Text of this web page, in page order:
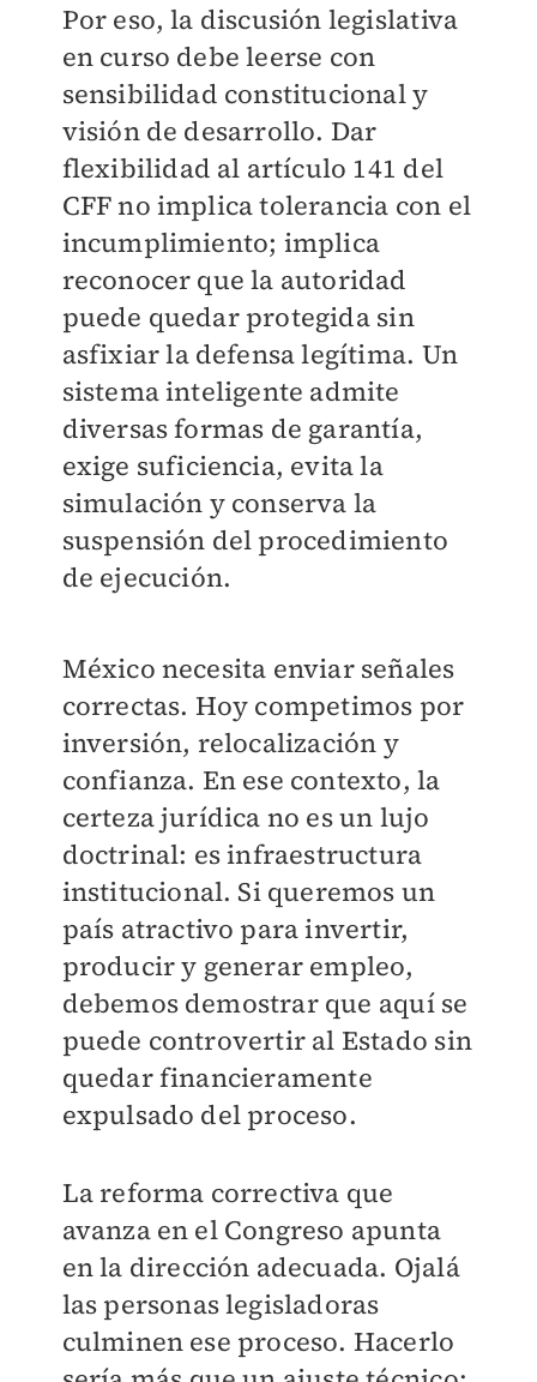
Por eso, la discusión legislativa
en curso debe leerse con
sensibilidad constitucional y
visión de desarrollo. Dar
flexibilidad al artículo 141 del
CFF no implica tolerancia con el
incumplimiento; implica
reconocer que la autoridad
puede quedar protegida sin
asfixiar la defensa legítima. Un
sistema inteligente admite
diversas formas de garantía,
exige suficiencia, evita la
simulación y conserva la
suspensión del procedimiento
de ejecución.
México necesita enviar señales
correctas. Hoy competimos por
inversión, relocalización y
confianza. En ese contexto, la
certeza jurídica no es un lujo
doctrinal: es infraestructura
institucional. Si queremos un
país atractivo para invertir,
producir y generar empleo,
debemos demostrar que aquí se
puede controvertir al Estado sin
quedar financieramente
expulsado del proceso.
La reforma correctiva que
avanza en el Congreso apunta
en la dirección adecuada. Ojalá
las personas legisladoras
culminen ese proceso. Hacerlo